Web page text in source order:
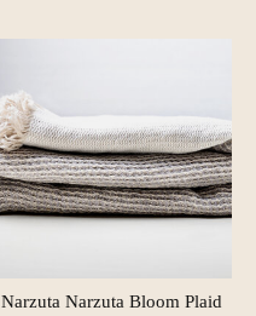
Narzuta Narzuta Bloom Plaid